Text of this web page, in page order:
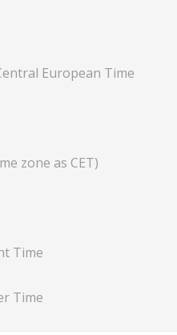
European Time
zone as CET)
Time
Time